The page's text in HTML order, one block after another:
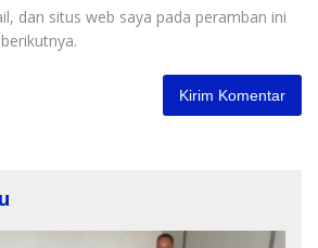
dan situs web saya pada peramban ini